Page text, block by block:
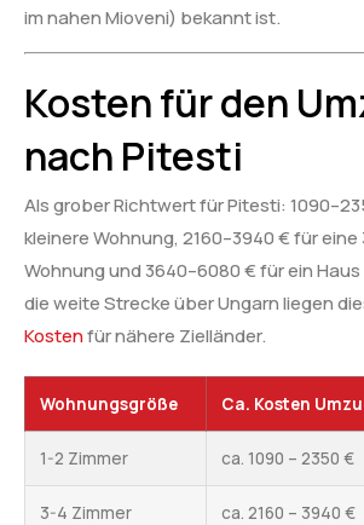
im nahen Mioveni) bekannt ist.
Kosten für den
nach Pitesti
Als grober Richtwert für Pitesti:
kleinere Wohnung, 2160–3940 € für
Wohnung und 3640–6080 € für ein
die weite Strecke über Ungarn liegen
Kostenfür nähere Zielländer.
Wohnungsgröße Ca. Kosten
1-2 Zimmer ca. 1090 – 2350 €
3-4 Zimmer ca. 2160 – 3940 €